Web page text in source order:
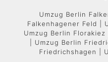
Umzug Berlin
Falkenhagener Feld |
Umzug Berlin
| Umzug Berlin
Friedrichshagen |